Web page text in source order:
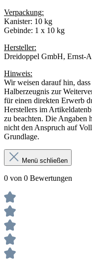
Verpackung:
Kanister: 10 kg
Gebinde: 1 x 10 kg
Hersteller:
Dreidoppel GmbH, Ernst-
Hinweis:
Wir weisen darauf hin,
Halberzeugnis zur
für einen direkten Erwerb
Herstellers im
zu beachten. Die Angaben
nicht den Anspruch auf
Grundlage.
Menü schließen
0 von 0 Bewertungen